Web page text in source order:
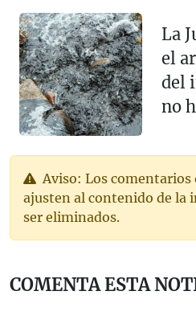
La
el
del
no
Aviso: Los comentarios
ajusten al contenido de la
ser eliminados.
COMENTA ESTA